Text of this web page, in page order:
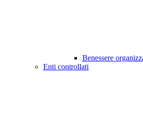
Benessere
Enti controllati